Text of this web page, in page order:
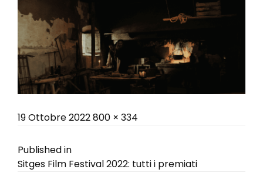
Posted
19 Ottobre 2022Full
800 × 334
Navigazione
articoli
Published in
Sitges Film Festival 2022: tutti i premiati